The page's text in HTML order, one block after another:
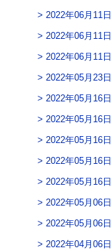
2022年06月11日
2022年06月11日
2022年06月11日
2022年05月23日
2022年05月16日
2022年05月16日
2022年05月16日
2022年05月16日
2022年05月16日
2022年05月06日
2022年05月06日
2022年04月06日